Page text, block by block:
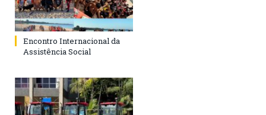
Encontro Internacional da
Assistência Social